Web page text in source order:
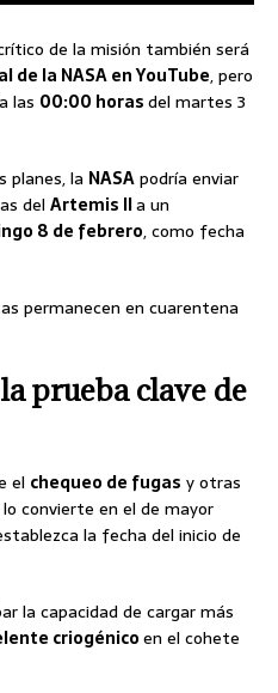
de la misión también será
de la NASA en YouTube, pero
las 00:00 horasdel martes 3
planes, la NASApodría enviar
del Artemis IIa un
8 de febrero, como fecha
permanecen en cuarentena
prueba clave de
el chequeo de fugas y otras
convierte en el de mayor
la fecha del inicio de
la capacidad de cargar más
criogénicoen el cohete